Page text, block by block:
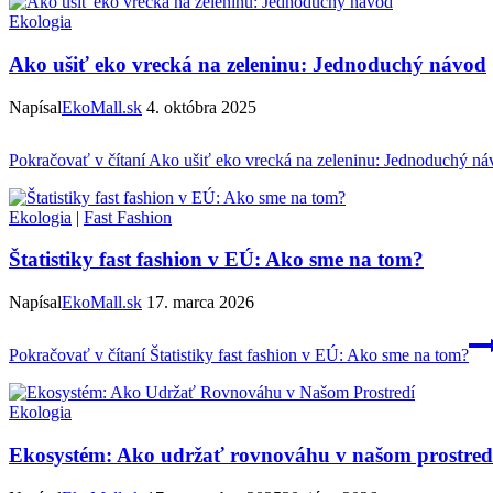
Ekologia
Ako ušiť eko vrecká na zeleninu: Jednoduchý návod
NapísalEkoMall.sk 4. októbra 2025
Pokračovať v čítaníAko ušiť eko vrecká na zeleninu: Jednoduchý
Ekologia | Fast Fashion
Štatistiky fast fashion v EÚ: Ako sme na tom?
NapísalEkoMall.sk 17. marca 2026
Pokračovať v čítaníŠtatistiky fast fashion v EÚ: Ako sme na tom?
Ekologia
Ekosystém: Ako udržať rovnováhu v našom